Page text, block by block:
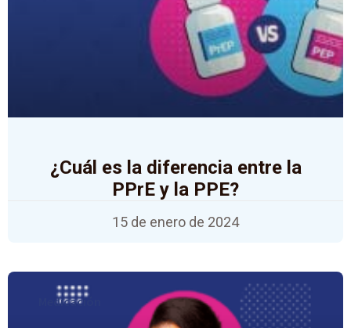
¿Cuál es la diferencia entre la
PPrE y la PPE?
15 de enero de 2024
Medicación